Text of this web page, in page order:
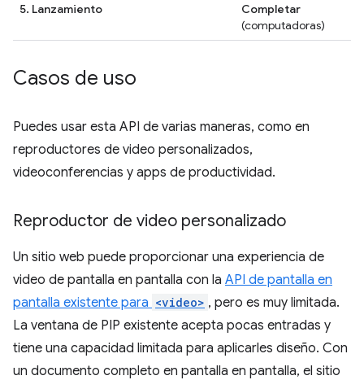
5. Lanzamiento
Completar
(computadoras)
Casos de uso
Puedes usar esta API de varias maneras, como en
reproductores de video personalizados,
videoconferencias y apps de productividad.
Reproductor de video personalizado
Un sitio web puede proporcionar una experiencia de
video de pantalla en pantalla con la API de pantalla en
pantalla existente para <video> , pero es muy limitada.
La ventana de PIP existente acepta pocas entradas y
tiene una capacidad limitada para aplicarles diseño. Con
un documento completo en pantalla en pantalla, el sitio